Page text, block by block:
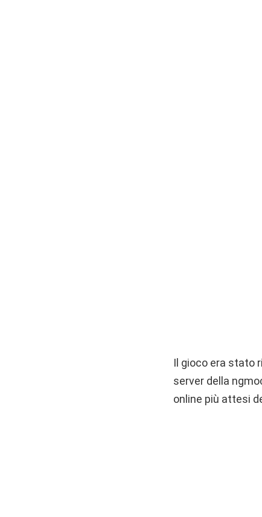
Il gioco era stato
server della
online più attesi